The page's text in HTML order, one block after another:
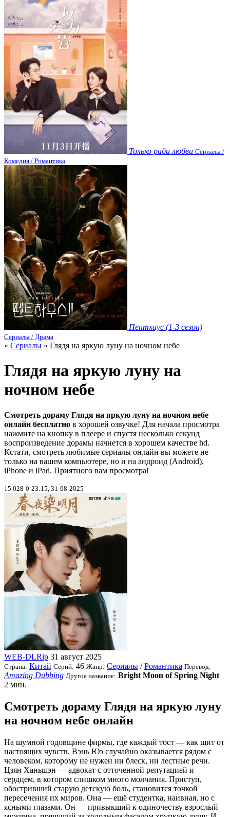
Только ради любви Сериалы /
Комедия / Романтика
Пентхаус (1-3 сезон)
Сериалы / Драма
» Сериалы » Глядя на яркую луну на ночном небе
Глядя на яркую луну на
ночном небе
Смотреть дораму Глядя на яркую луну на ночном небе
онлайн бесплатно в хорошей озвучке! Для начала просмотра
нажмите на кнопку в плеере и спустя несколько секунд
воспроизведение дорамы начнется в хорошем качестве hd.
Кстати, смотреть любимые сериалы онлайн вы можете не
только на вашем компьютере, но и на андроид (Android),
iPhone и iPad. Приятного вам просмотра!
15 028 0 23:15, 31-08-2025
WEB-DLRip 31 август 2025
Страна: Китай Серий: 46 Жанр: Сериалы /Романтика Перевод:
Amazing Dubbing Другое название: Bright Moon of Spring Night
2 мин.
Смотреть дораму Глядя на яркую луну
на ночном небе онлайн
На шумной годовщине фирмы, где каждый тост — как щит от
настоящих чувств, Вэнь Юэ случайно оказывается рядом с
человеком, которому не нужен ни блеск, ни лестные речи.
Цзян Ханьшэн — адвокат с отточенной репутацией и
сердцем, в котором слишком много молчания. Приступ,
обостривший старую детскую боль, становится точкой
пересечения их миров. Она — ещё студентка, наивная, но с
ясными глазами. Он — привыкший к одиночеству взрослый